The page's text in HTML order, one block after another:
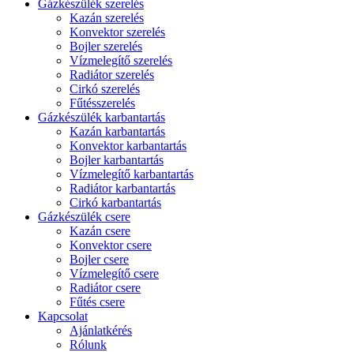
Gázkészülék szerelés
Kazán szerelés
Konvektor szerelés
Bojler szerelés
Vízmelegítő szerelés
Radiátor szerelés
Cirkó szerelés
Fűtésszerelés
Gázkészülék karbantartás
Kazán karbantartás
Konvektor karbantartás
Bojler karbantartás
Vízmelegítő karbantartás
Radiátor karbantartás
Cirkó karbantartás
Gázkészülék csere
Kazán csere
Konvektor csere
Bojler csere
Vízmelegítő csere
Radiátor csere
Fűtés csere
Kapcsolat
Ajánlatkérés
Rólunk